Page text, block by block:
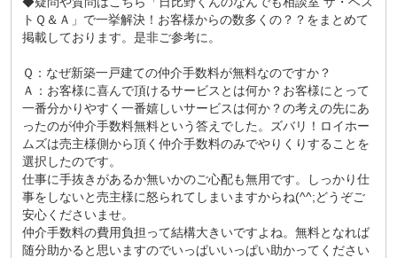
トＱ＆Ａ」 で一挙解決！お客様からの数多くの？？をまとめて
掲載しております。是非ご参考に。
Ｑ：なぜ新築一戸建ての仲介手数料が無料なのですか？
Ａ：お客様に喜んで頂けるサービスとは何か？お客様にとって
一番分かりやすく一番嬉しいサービスは何か？の考えの先にあ
ったのが仲介手数料無料という答えでした。ズバリ！ロイホー
ムズは売主様側から頂く仲介手数料のみでやりくりすることを
選択したのです。
仕事に手抜きがあるか無いかのご心配も無用です。しっかり仕
事をしないと売主様に怒られてしまいますからね(^^;どうぞご
安心くださいませ。
仲介手数料の費用負担って結構大きいですよね。無料となれば
随分助かると思いますのでいっぱいいっぱい助かってください